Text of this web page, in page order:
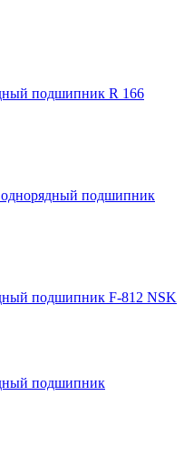
подшипник R 166
подшипник
подшипник F-812 NSK
подшипник